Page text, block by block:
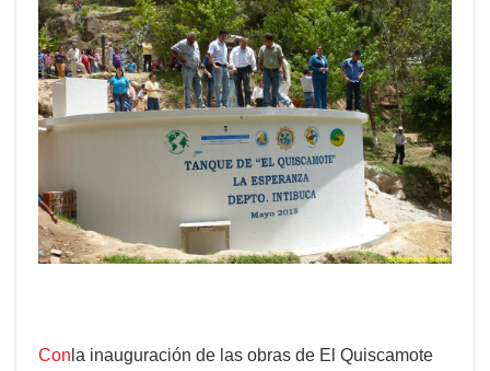
Con la inauguración de las obras de El Quiscamote